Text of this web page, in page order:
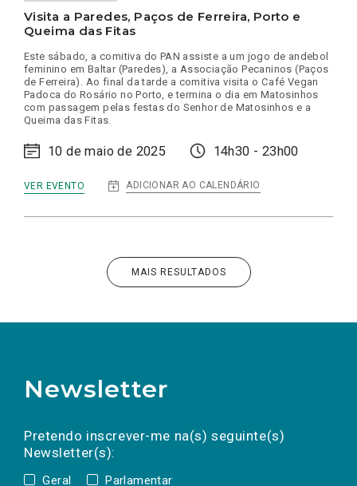
Visita a Paredes, Paços de Ferreira, Porto e
Queima das Fitas
Este sábado, a comitiva do PAN assiste a um jogo de andebol
feminino em Baltar (Paredes), a Associação Pecaninos (Paços
de Ferreira). Ao final da tarde a comitiva visita o Café Vegan
Padoca do Rosário no Porto, e termina o dia em Matosinhos
com passagem pelas festas do Senhor de Matosinhos e a
Queima das Fitas.
10 de maio de 2025 14h30 - 23h00
VER EVENTO ADICIONAR AO CALENDÁRIO
:
VISITA
PAREDES,
FERREIRA,
PORTO
MAIS RESULTADOS
Newsletter
Pretendo inscrever-me na(s) seguinte(s)
Newsletter(s):
Geral Parlamentar
a(s) newsletter(s).
mail